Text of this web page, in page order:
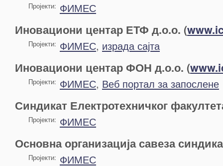
Пројекти: ФИМЕС
Иновациони центар ЕТФ д.о.о. (
Пројекти: ФИМЕС, израда сајта
Иновациони центар ФОН д.о.о. (
Пројекти: ФИМЕС, Веб портал за запослене
Синдикат Електротехничког
Пројекти: ФИМЕС
Основна организација савеза
Пројекти: ФИМЕС